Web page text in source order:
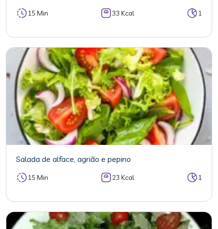
15 Min 33 Kcal 1
Salada de alface, agrião e pepino
15 Min 23 Kcal 1